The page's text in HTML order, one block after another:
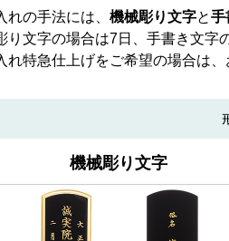
れの手法には、 機械彫り文字と手
り文字の場合は7日、手書き文字
れ特急仕上げをご希望の場合は、
機械彫り文字